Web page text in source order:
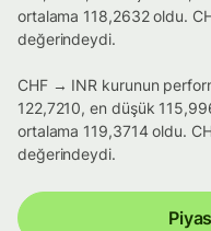
ortalama 118,2632 oldu.
değerindeydi.
CHF → INR kurunun
122,7210, en düşük
ortalama 119,3714 oldu.
değerindeydi.